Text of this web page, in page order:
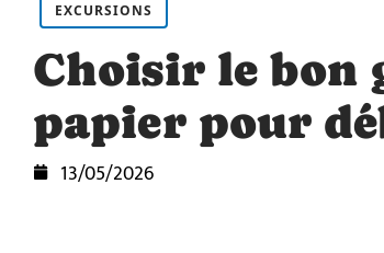
EXCURSIONS
Choisir le bon
papier pour
13/05/2026